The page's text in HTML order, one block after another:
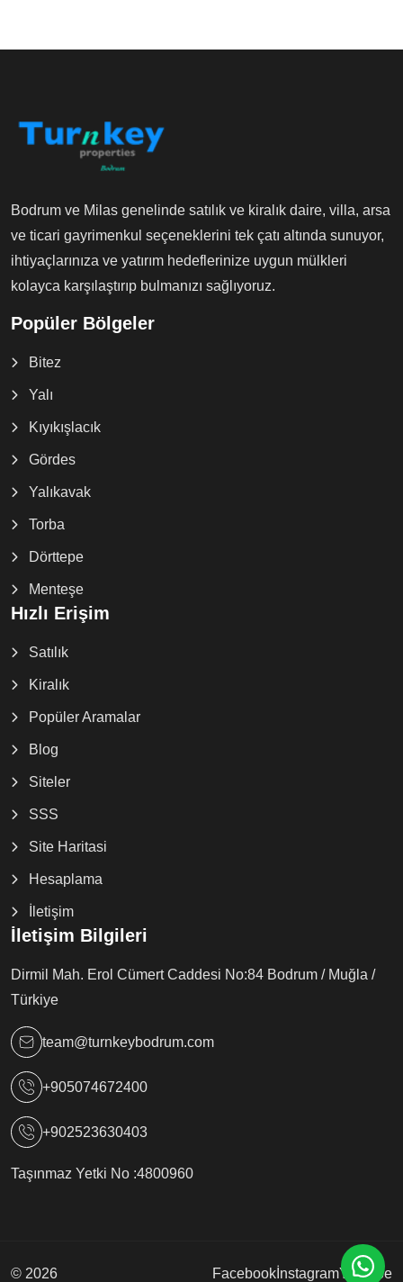
Bodrum ve Milas genelinde satılık ve kiralık daire, villa, arsa
ve ticari gayrimenkul seçeneklerini tek çatı altında sunuyor,
ihtiyaçlarınıza ve yatırım hedeflerinize uygun mülkleri
kolayca karşılaştırıp bulmanızı sağlıyoruz.
Popüler Bölgeler
Bitez
Yalı
Kıyıkışlacık
Gördes
Yalıkavak
Torba
Dörttepe
Menteşe
Hızlı Erişim
Satılık
Kiralık
Popüler Aramalar
Blog
Siteler
SSS
Site Haritasi
Hesaplama
İletişim
İletişim Bilgileri
Dirmil Mah. Erol Cümert Caddesi No:84 Bodrum / Muğla /
Türkiye
team@turnkeybodrum.com
+905074672400
+902523630403
Taşınmaz Yetki No :4800960
© 2026 Facebook İnstagramYoutube